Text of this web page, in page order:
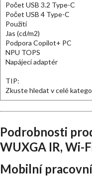
Počet USB 3.2 Type-C
Počet USB 4 Type-C
Použití
Jas (cd/m2)
Podpora Copilot+ PC
NPU TOPS
Napájecí adaptér
TIP:
Zkuste hledat v celé
Podrobnosti
WUXGA IR, Wi-
Mobilní